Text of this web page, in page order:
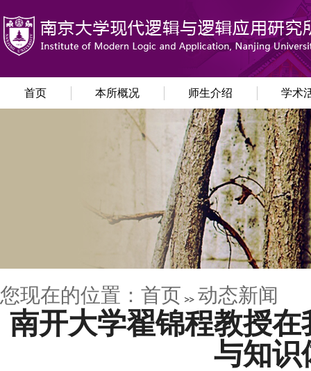
首页 本所概况 师生介绍 学术
您现在的位置： 首页 动态新闻
南开大学翟锦程教授
与知识